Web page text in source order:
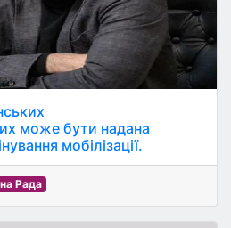
може бути надана
мобілізації.
Рада